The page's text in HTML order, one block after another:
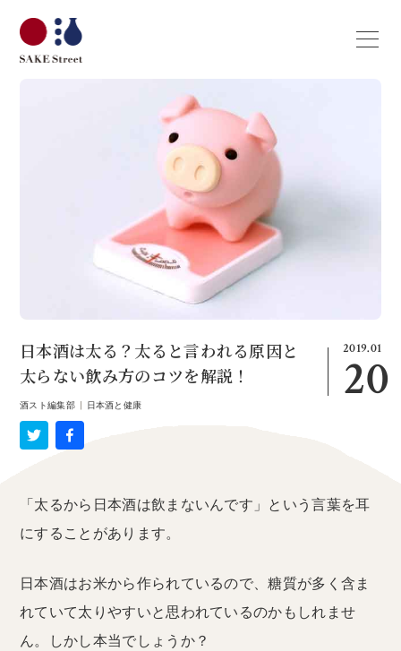
2019.01
20
日本酒は太る？太ると言われる原因と
太らない飲み方のコツを解説！
酒スト編集部| 日本酒と健康
「太るから日本酒は飲まないんです」という言葉を耳
にすることがあります。
日本酒はお米から作られているので、糖質が多く含ま
れていて太りやすいと思われているのかもしれませ
ん。しかし本当でしょうか？